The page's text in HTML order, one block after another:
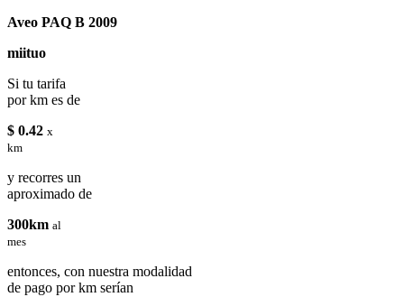
Aveo PAQ B 2009
miituo
Si tu tarifa
por km es de
$ 0.42 x
km
y recorres un
aproximado de
300km al
mes
entonces, con nuestra modalidad
de pago por km serían